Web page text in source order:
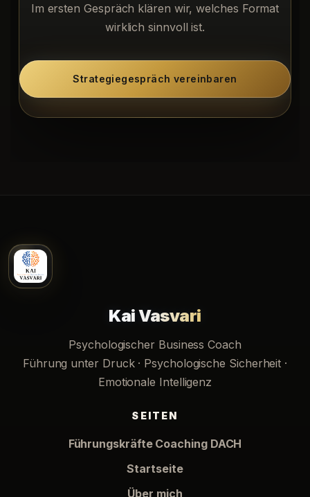
Im ersten Gespräch klären wir, welches Format
wirklich sinnvoll ist.
Strategiegespräch vereinbaren
Kai Vasvari
Psychologischer Business Coach
Führung unter Druck · Psychologische Sicherheit ·
Emotionale Intelligenz
SEITEN
Führungskräfte Coaching DACH
Startseite
Über mich